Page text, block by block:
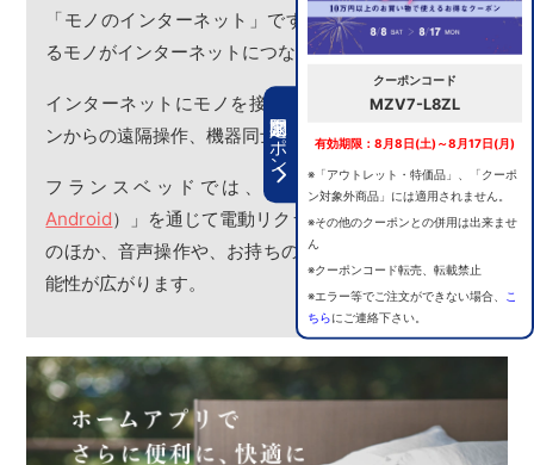
期間限定クーポン
クーポンコード
MZV7-L8ZL
有効期限：8月8日(土)～8月17日(月)
※「アウトレット・特価品」、「クーポ
ン対象外商品」には適用されません。
※その他のクーポンとの併用は出来ませ
ん
※クーポンコード転売、転載禁止
※エラー等でご注文ができない場合、
こ
ちらにご連絡下さい。
「モノのインターネット」です。「身の回りのあらゆ
るモノがインターネットにつながる」技術です。
インターネットにモノを接続することでスマートフォ
ンからの遠隔操作、機器同士の連携などができます。
フランスベッドでは、「ホームアプリ（iOS /
Android）」を通じて電動リクライニングベッドの操作
のほか、音声操作や、お持ちのIoT家電に連携させる可
能性が広がります。